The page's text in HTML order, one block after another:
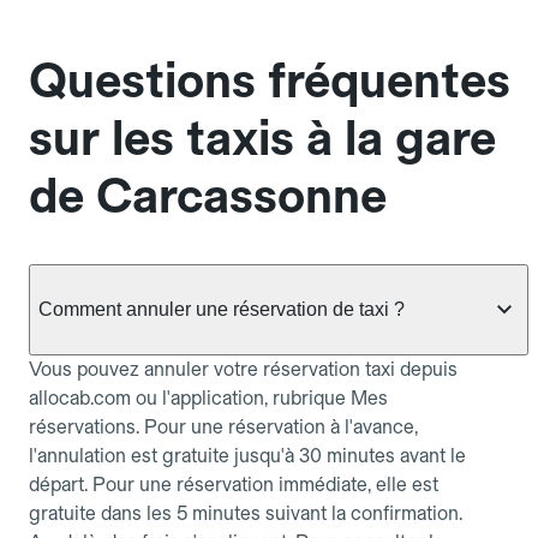
Questions fréquentes
sur les taxis à la gare
de Carcassonne
Comment annuler une réservation de taxi ?
Vous pouvez annuler votre réservation taxi depuis
allocab.com ou l'application, rubrique Mes
réservations. Pour une réservation à l'avance,
l'annulation est gratuite jusqu'à 30 minutes avant le
départ. Pour une réservation immédiate, elle est
gratuite dans les 5 minutes suivant la confirmation.